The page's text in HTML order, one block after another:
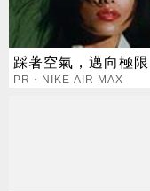
踩著空氣，邁向極
PR・NIKE AIR MAX